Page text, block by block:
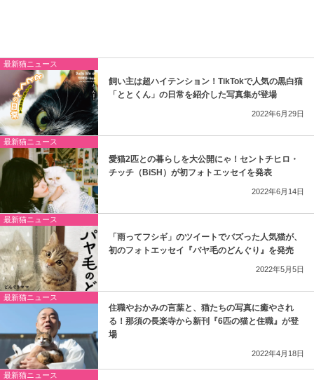
最新猫ニュース
飼い主は超ハイテンション！TikTokで人気の黒白猫
「ととくん」の日常を紹介した写真集が登場
2022年6月29日
最新猫ニュース
愛猫2匹との暮らしを大公開にゃ！セントチヒロ・
チッチ（BiSH）が初フォトエッセイを発表
2022年6月14日
最新猫ニュース
「雨ってフシギ」のツイートでバズった人気猫が、
初のフォトエッセイ『パヤ毛のどんぐり』を発売
2022年5月5日
最新猫ニュース
住職やおかみの言葉と、猫たちの写真に癒やされ
る！那須の長楽寺から新刊『6匹の猫と住職』が登
場
2022年4月18日
最新猫ニュース